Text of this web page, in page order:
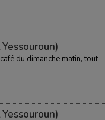
du dimanche matin, tout